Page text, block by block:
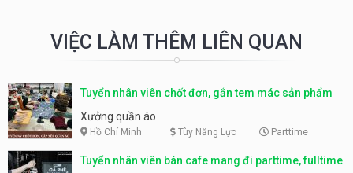
VIỆC LÀM THÊM LIÊN QUAN
Tuyển nhân viên chốt đơn, gắn tem mác sản phẩm
Xưởng quần áo
Hồ Chí Minh Tùy Năng Lực Parttime
Tuyển nhân viên bán cafe mang đi parttime, fulltime